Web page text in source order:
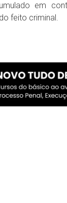
em
feito criminal.